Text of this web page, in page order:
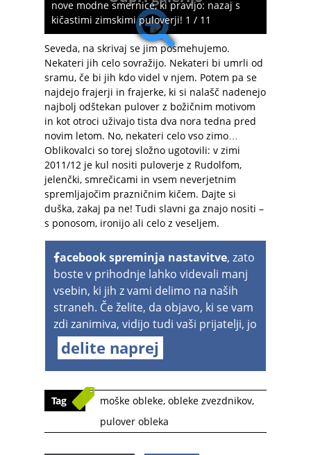
nove modne smernice, ki pravijo: nazaj s
kičastimi zimskimi puloverji! 1 / 11
Seveda, na skrivaj se jim posmehujemo.
Nekateri jih celo sovražijo. Nekateri bi umrli od
sramu, če bi jih kdo videl v njem. Potem pa se
najdejo frajerji in frajerke, ki si nalašč nadenejo
najbolj odštekan pulover z božičnim motivom
in kot otroci uživajo tista dva nora tedna pred
novim letom. No, nekateri celo vso zimo…
Oblikovalci so torej složno ugotovili: v zimi
2011/12 je kul nositi puloverje z Rudolfom,
jelenčki, smrečicami in vsem neverjetnim
spremljajočim prazničnim kičem. Dajte si
duška, zakaj pa ne! Tudi slavni ga znajo nositi –
s ponosom, ironijo ali celo z veseljem.
acebook spreminja nastavitve, zato
boste v prihodnje lahko videvali manj
vsebin, ki jih z vami delimo na naših
straneh. Če želite, da objavo, ki se vam
zdi zanimiva, vidijo tudi vaši prijatelji, jo
delite naprej
Tag moške obleke, obleke zvezdnikov,
pulover obleka